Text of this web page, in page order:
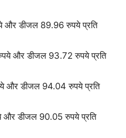
और डीजल 89.96 रुपये प्रति
और डीजल 93.72 रुपये प्रति
और डीजल 94.04 रुपये प्रति
और डीजल 90.05 रुपये प्रति